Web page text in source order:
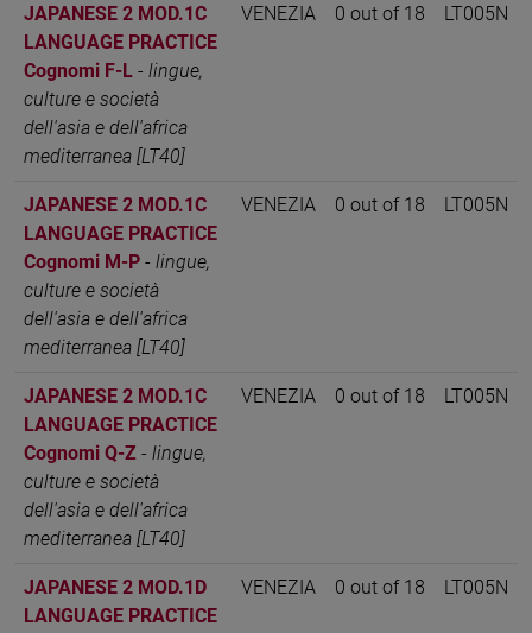
JAPANESE 2 MOD.1C
LANGUAGE PRACTICE
Cognomi F-L - lingue,
culture e società
dell'asia e dell'africa
mediterranea [LT40]
VENEZIA 0 out of 18 LT005N
JAPANESE 2 MOD.1C
LANGUAGE PRACTICE
Cognomi M-P - lingue,
culture e società
dell'asia e dell'africa
mediterranea [LT40]
VENEZIA 0 out of 18 LT005N
JAPANESE 2 MOD.1C
LANGUAGE PRACTICE
Cognomi Q-Z - lingue,
culture e società
dell'asia e dell'africa
mediterranea [LT40]
VENEZIA 0 out of 18 LT005N
JAPANESE 2 MOD.1D
LANGUAGE PRACTICE
VENEZIA 0 out of 18 LT005N